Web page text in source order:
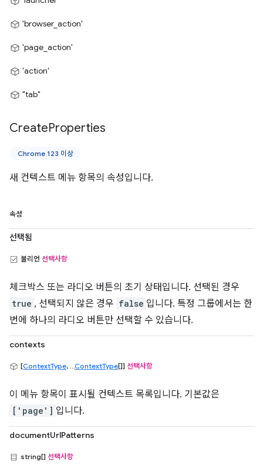
'browser_action'
'page_action'
'action'
"tab"
CreateProperties
Chrome 123 이상
새 컨텍스트 메뉴 항목의 속성입니다.
속성
선택됨
불리언 선택사항
체크박스 또는 라디오 버튼의 초기 상태입니다. 선택된 경우
true , 선택되지 않은 경우 false 입니다. 특정 그룹에서는 한
번에 하나의 라디오 버튼만 선택할 수 있습니다.
contexts
[ContextType, ...ContextType[]] 선택사항
이 메뉴 항목이 표시될 컨텍스트 목록입니다. 기본값은
['page'] 입니다.
documentUrlPatterns
string[] 선택사항